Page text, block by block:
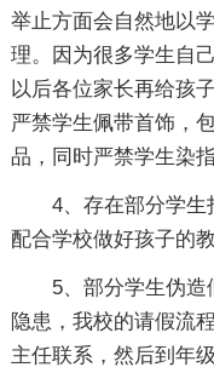
举止方面会自然地以
理。因为很多学生自
以后各位家长再给孩
严禁学生佩带首饰，
品，同时严禁学生染
4、存在部分学生
配合学校做好孩子的教
5、部分学生伪
隐患，我校的请假流
主任联系，然后到年